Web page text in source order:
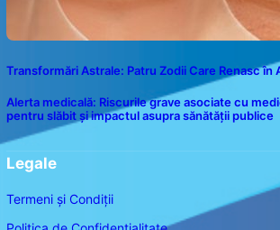
Transformări Astrale: Patru Zodii Care Renasc în
Alerta medicală: Riscurile grave asociate cu
pentru slăbit și impactul asupra sănătății publice
Legale
Termeni și Condiții